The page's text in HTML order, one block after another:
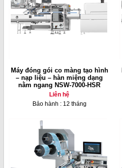
Máy đóng gói co màng tạo hình
– nạp liệu – hàn miệng dạng
nằm ngang NSW-7000-HSR
Liên hệ
Bảo hành : 12 tháng